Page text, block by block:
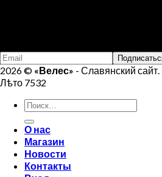
2026 © «Велес» - Славянский
Лѣто 7532
Искать:
О нас
Магазин
Новости
Контакты